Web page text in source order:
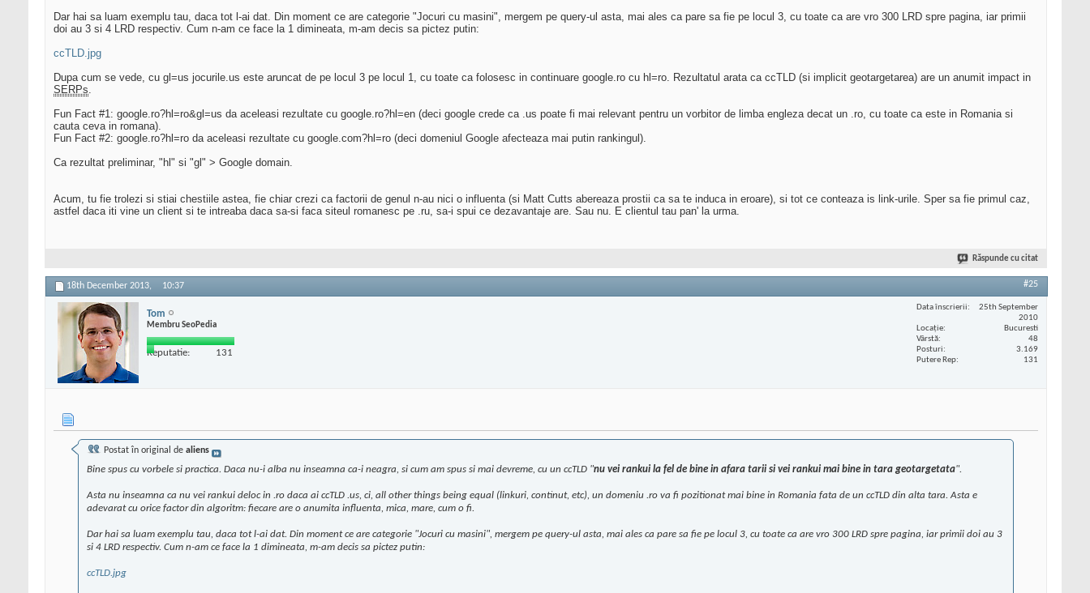
Dar hai sa luam exemplu tau, daca tot l-ai dat. Din moment ce are categorie "Jocuri cu masini", mergem pe query-ul asta, mai ales ca pare sa fie pe locul 3, cu toate ca are vro 300 LRD spre pagina, iar primii
doi au 3 si 4 LRD respectiv. Cum n-am ce face la 1 dimineata, m-am decis sa pictez putin:
ccTLD.jpg
Dupa cum se vede, cu gl=us jocurile.us este aruncat de pe locul 3 pe locul 1, cu toate ca folosesc in continuare google.ro cu hl=ro. Rezultatul arata ca ccTLD (si implicit geotargetarea) are un anumit impact in
SERPs.
Fun Fact #1: google.ro?hl=ro&gl=us da aceleasi rezultate cu google.ro?hl=en (deci google crede ca .us poate fi mai relevant pentru un vorbitor de limba engleza decat un .ro, cu toate ca este in Romania si
cauta ceva in romana).
Fun Fact #2: google.ro?hl=ro da aceleasi rezultate cu google.com?hl=ro (deci domeniul Google afecteaza mai putin rankingul).
Ca rezultat preliminar, "hl" si "gl" > Google domain.
Acum, tu fie trolezi si stiai chestiile astea, fie chiar crezi ca factorii de genul n-au nici o influenta (si Matt Cutts abereaza prostii ca sa te induca in eroare), si tot ce conteaza is link-urile. Sper sa fie primul caz,
astfel daca iti vine un client si te intreaba daca sa-si faca siteul romanesc pe .ru, sa-i spui ce dezavantaje are. Sau nu. E clientul tau pan' la urma.
Răspunde cu citat
18th December 2013, 10:37 #25
Tom
Membru SeoPedia
Reputatie: 131
Data înscrierii
25th September
2010
Locaţie
Bucuresti
Vârstă
48
Posturi
3.169
Putere Rep
131
Postat în original de aliens
Bine spus cu vorbele si practica. Daca nu-i alba nu inseamna ca-i neagra, si cum am spus si mai devreme, cu un ccTLD "nu vei rankui la fel de bine in afara tarii si vei rankui mai bine in tara geotargetata".
Asta nu inseamna ca nu vei rankui deloc in .ro daca ai ccTLD .us, ci, all other things being equal (linkuri, continut, etc), un domeniu .ro va fi pozitionat mai bine in Romania fata de un ccTLD din alta tara. Asta e
adevarat cu orice factor din algoritm: fiecare are o anumita influenta, mica, mare, cum o fi.
Dar hai sa luam exemplu tau, daca tot l-ai dat. Din moment ce are categorie "Jocuri cu masini", mergem pe query-ul asta, mai ales ca pare sa fie pe locul 3, cu toate ca are vro 300 LRD spre pagina, iar primii doi au 3
si 4 LRD respectiv. Cum n-am ce face la 1 dimineata, m-am decis sa pictez putin:
ccTLD.jpg